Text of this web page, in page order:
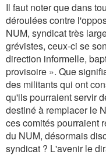
Il faut noter que dans
déroulées contre
NUM, syndicat très
grévistes, ceux-ci se
direction informelle,
provisoire ». Que
des militants qui ont
qu'ils pourraient servir
destiné à remplacer le
ces comités pourraient
du NUM, désormais
syndicat ? L'avenir le